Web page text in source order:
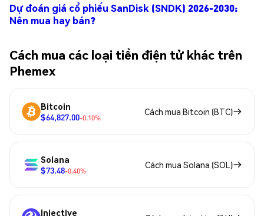
Dự đoán giá cổ phiếu SanDisk (SNDK) 2026-2030:
Nên mua hay bán?
Cách mua các loại tiền điện tử khác trên
Phemex
Bitcoin
$64,827.00-0.10%
Cách mua Bitcoin (BTC)
Solana
$73.48-0.40%
Cách mua Solana (SOL)
Injective